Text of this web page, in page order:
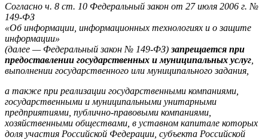
Согласно ч. 8 ст. 10 Федеральный закон от 27 июля 2006 г. №
149-ФЗ
«Об информации, информационных технологиях и о защите
информации»
(далее — Федеральный закон № 149-ФЗ) запрещается при
предоставлении государственных и муниципальных услуг
выполнении государственного или муниципального задания,
а также при реализации государственными компаниями,
государственными и муниципальными унитарными
предприятиями, публично-правовыми компаниями,
хозяйственными обществами, в уставном капитале которых
доля участия Российской Федерации, субъекта Российской